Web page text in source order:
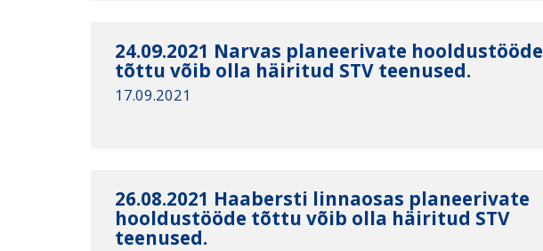
24.09.2021 Narvas planeerivate hooldustööde
tõttu võib olla häiritud STV teenused.
17.09.2021
26.08.2021 Haabersti linnaosas planeerivate
hooldustööde tõttu võib olla häiritud STV
teenused.